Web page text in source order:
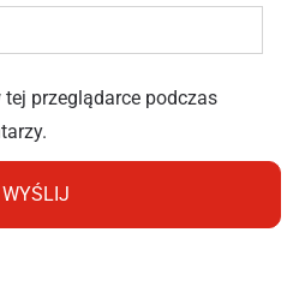
przeglądarce podczas